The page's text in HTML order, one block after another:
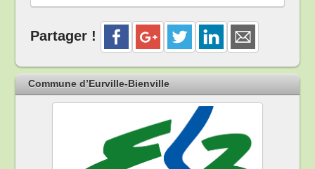
Partager !
Commune d’Eurville-Bienville